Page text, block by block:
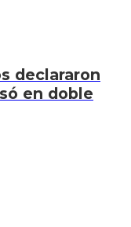
declararon
en doble